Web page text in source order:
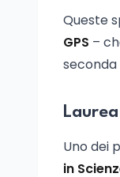
Queste
GPS –
seconda
Uno dei
in